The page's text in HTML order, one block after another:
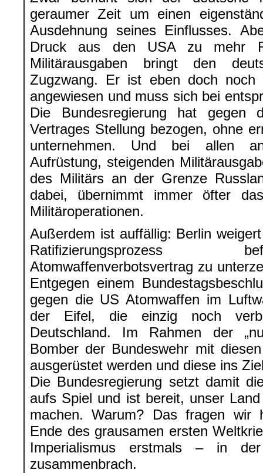
geraumer Zeit um einen
Ausdehnung seines Einflusses.
Druck aus den USA zu mehr
Militärausgaben bringt den
Zugzwang. Er ist eben doch noch
angewiesen und muss sich bei
Die Bundesregierung hat gegen
Vertrages Stellung bezogen, ohne
unternehmen. Und bei allen
Aufrüstung, steigenden
des Militärs an der Grenze
dabei, übernimmt immer öfter
Militäroperationen.
Außerdem ist auffällig: Berlin
Ratifizierungsprozess
Atomwaffenverbotsvertrag zu
Entgegen einem
gegen die US Atomwaffen im
der Eifel, die einzig noch
Deutschland. Im Rahmen der
Bomber der Bundeswehr mit
ausgerüstet werden und diese ins
Die Bundesregierung setzt damit
aufs Spiel und ist bereit, unser
machen. Warum? Das fragen wir
Ende des grausamen ersten
Imperialismus erstmals – in der
zusammenbrach.